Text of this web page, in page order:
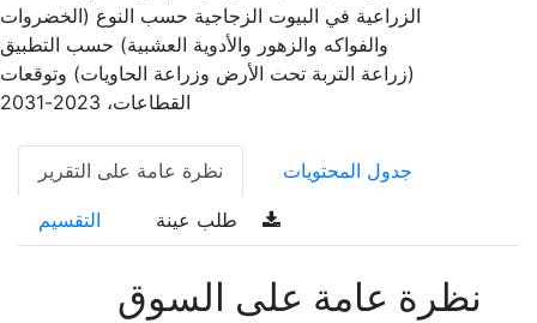
الزراعية في البيوت الزجاجية حسب النوع (الخضروات
والفواكه والزهور والأدوية العشبية) حسب التطبيق
(زراعة التربة تحت الأرض وزراعة الحاويات) وتوقعات
القطاعات، 2023-2031
نظرة عامة على التقرير جدول المحتويات
التقسيم
نظرة عامة على السوق